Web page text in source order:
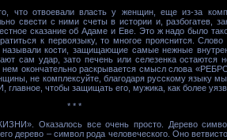
что отвоевали власть у женщин, еще из-за
свести с ними счеты в истории и, разбогатев,
сказание об Адаме и Еве. Это ж надо было
к первоязыку, то многое прояснится.
кости, защищающие самые нежные
сам удар, зато печень или селезенка
раскрывается смысл слова
не комплексуйте, благодаря русскому языку
чтобы защищать его, мужика, как более
* * *
Оказалось все очень просто. Дерево
дерево – символ рода человеческого. Оно